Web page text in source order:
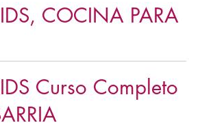
COCINA PARA
Curso Completo